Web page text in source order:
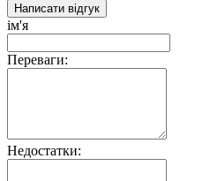
Написати відгук
ім'я
Переваги:
Недостатки: